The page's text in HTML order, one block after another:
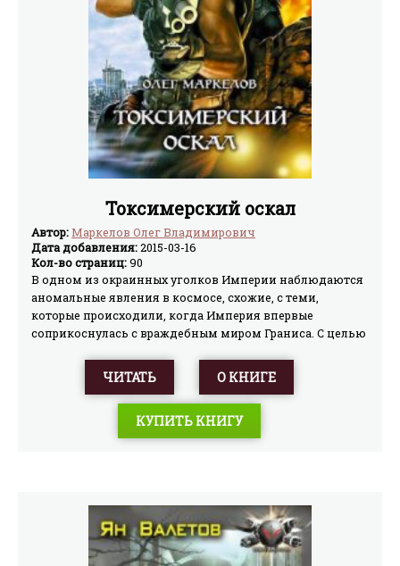
Токсимерский оскал
Автор:Маркелов Олег Владимирович
Дата добавления:2015-03-16
Кол-во страниц:90
В одном из окраинных уголков Империи наблюдаются
аномальные явления в космосе, схожие, с теми,
которые происходили, когда Империя впервые
соприкоснулась с враждебным миром Граниса. С целью
измерения планету с признаками разумной жизни
направляется группа имперских ученых под
прикрытием спецназа 1-го Земного флота.
ЧИТАТЬ О КНИГЕ
КУПИТЬ КНИГУ